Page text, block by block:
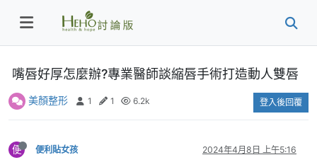
嘴唇好厚怎麼辦?專業醫師談縮唇手術打造動人雙唇
美顏整形 1 1 6.2k 登入後回覆
便 便利貼女孩 2024年4月8日 上午5:16